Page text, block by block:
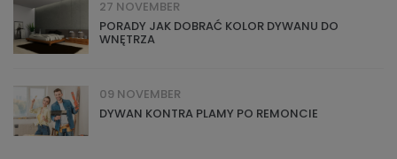
27 NOVEMBER
PORADY JAK DOBRAĆ KOLOR DYWANU DO
WNĘTRZA
09 NOVEMBER
DYWAN KONTRA PLAMY PO REMONCIE